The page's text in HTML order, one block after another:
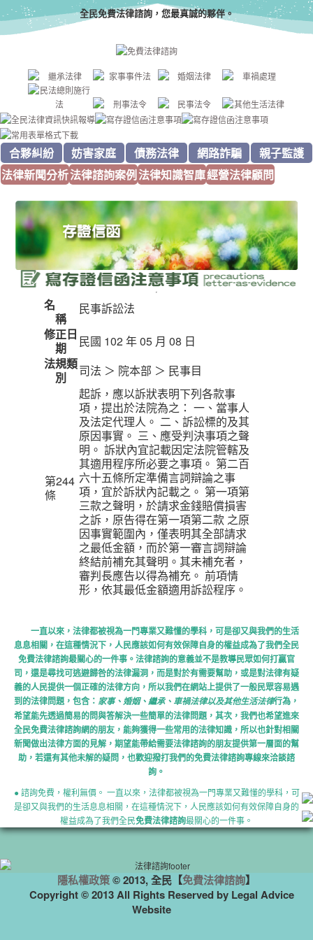
全民免費法律諮詢，您最真誠的夥伴。
合夥糾紛 妨害家庭 債務法律 網路詐騙
親子監護
法律新聞分析法律諮詢案例法律知識智庫經營法律顧問
名
稱
民事訴訟法
修正日
期
民國 102 年 05 月 08 日
法規類
別
司法 ＞ 院本部 ＞ 民事目
第244
條
起訴，應以訴狀表明下列各款事
項，提出於法院為之： 一、當事人
及法定代理人。 二、訴訟標的及其
原因事實。 三、應受判決事項之聲
明。 訴狀內宜記載因定法院管轄及
其適用程序所必要之事項。 第二百
六十五條所定準備言詞辯論之事
項，宜於訴狀內記載之。 第一項第
三款之聲明，於請求金錢賠償損害
之訴，原告得在第一項第二款 之原
因事實範圍內，僅表明其全部請求
之最低金額，而於第一審言詞辯論
終結前補充其聲明。其未補充者，
審判長應告以得為補充。 前項情
形，依其最低金額適用訴訟程序。
一直以來，法律都被視為一門專業又難懂的學科，可是卻又與我們的生活
息息相關，在這種情況下，人民應該如何有效保障自身的權益成為了我們全民
免費法律諮詢最關心的一件事。法律諮詢的意義並不是教導民眾如何打贏官
司，還是尋找可逃避歸咎的法律漏洞，而是對於有需要幫助，或是對法律有疑
義的人民提供一個正確的法律方向，所以我們在網站上提供了一般民眾容易遇
到的法律問題，包含： 家事、婚姻、繼承、車禍法律以及其他生活法律行為，
希望能先透過簡易的問與答解決一些簡單的法律問題，其次，我們也希望進來
全民免費法律諮詢網的朋友，能夠獲得一些常用的法律知識，所以也針對相關
新聞做出法律方面的見解，期望能帶給需要法律諮詢的朋友提供第一層面的幫
助，若還有其他未解的疑問，也歡迎撥打我們的免費法律諮詢專線來洽談諮
詢。
● 諮詢免費，權利無價。 一直以來，法律都被視為一門專業又難懂的學科，可
是卻又與我們的生活息息相關，在這種情況下，人民應該如何有效保障自身的
權益成為了我們全民免費法律諮詢最關心的一件事。
隱私權政策© 2013, 全民【免費法律諮詢】
Copyright © 2013 All Rights Reserved by Legal Advice
Website